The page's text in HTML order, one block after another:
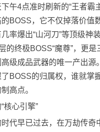
午4点准时刷新的“王者霸
BOSS，它不仅掉落价值
率爆出“山河刀”等顶级神
的终极BOSS“魔尊”，更是
级成品武器的唯一产出源
BOSS的归属权，谁就掌
高点。
心引擎”
早已过去，在万劫传奇